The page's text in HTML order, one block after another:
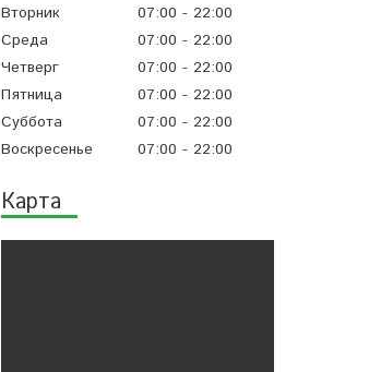
Вторник
07:00
22:00
Среда
07:00
22:00
Четверг
07:00
22:00
Пятница
07:00
22:00
Суббота
07:00
22:00
Воскресенье
07:00 22:00
Карта